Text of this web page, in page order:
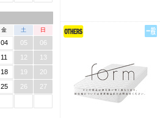
金 土 日
04 05
06
11 12
13
18 19
20
25 26
27